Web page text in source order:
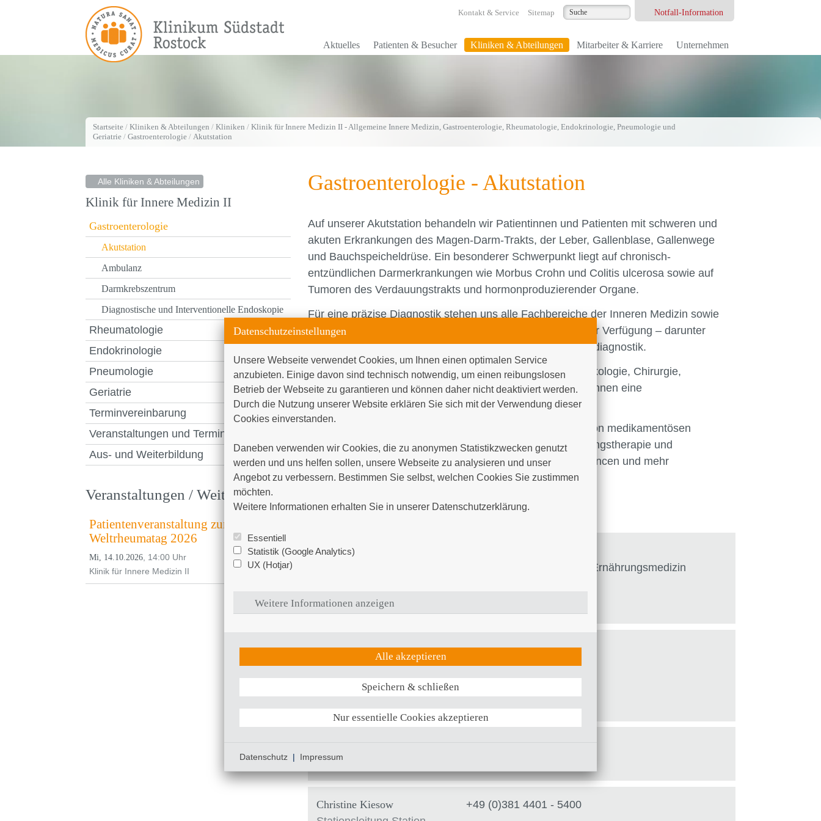
Kontakt & Service Sitemap Notfall-Information
Aktuelles Patienten & Besucher Kliniken & Abteilungen Mitarbeiter & Karriere Unternehmen
Startseite / Kliniken & Abteilungen / Kliniken / Klinik für Innere Medizin II - Allgemeine Innere Medizin, Gastroenterologie, Rheumatologie, Endokrinologie, Pneumologie und
Geriatrie / Gastroenterologie / Akutstation
Alle Kliniken & Abteilungen
Klinik für Innere Medizin II
Gastroenterologie
Akutstation
Ambulanz
Darmkrebszentrum
Diagnostische und Interventionelle Endoskopie
Rheumatologie
Endokrinologie
Pneumologie
Geriatrie
Terminvereinbarung
Veranstaltungen und Termine
Aus- und Weiterbildung
Veranstaltungen / Weiterbildung
Patientenveranstaltung zum
Weltrheumatag 2026
Mi, 14.10.2026 , 14:00 Uhr
Klinik für Innere Medizin II
Gastroenterologie - Akutstation
Auf unserer Akutstation behandeln wir Patientinnen und Patienten mit schweren und
akuten Erkrankungen des Magen-Darm-Trakts, der Leber, Gallenblase, Gallenwege
und Bauchspeicheldrüse. Ein besonderer Schwerpunkt liegt auf chronisch-
entzündlichen Darmerkrankungen wie Morbus Crohn und Colitis ulcerosa sowie auf
Tumoren des Verdauungstrakts und hormonproduzierender Organe.
Für eine präzise Diagnostik stehen uns alle Fachbereiche der Inneren Medizin sowie
modernste Verfahren eines Schwerpunktkrankenhauses zur Verfügung – darunter
Endoskopie, Ultraschall, MRT, CT, Angiographie und Labordiagnostik.
Dank der engen interdisziplinären Zusammenarbeit mit Onkologie, Chirurgie,
Radiologie und Endokrinologie bieten wir unseren Patient*innen eine
Rundumversorgung auf höchstem medizinischem Niveau.
Unser Ziel: eine individuelle, ganzheitliche Behandlung – von medikamentösen
Therapien über endoskopische Eingriffe bis hin zu Ernährungstherapie und
psychologischer Begleitung. Für bestmögliche Heilungschancen und mehr
Lebensqualität.
Ihre Ansprechpartner
Leitende Oberärztin Gastroenterologie, Ernährungsmedizin
Dr. med. Alexander Penne
Oberarzt Gastroenterologie
+49 (0)381 4401 - 5000
inn2@kliniksued-rostock.de
Stationsarzt
Christine Kiesow
+49 (0)381 4401 - 5400
Datenschutzeinstellungen
Unsere Webseite verwendet Cookies, um Ihnen einen optimalen Service
anzubieten. Einige davon sind technisch notwendig, um einen reibungslosen
Betrieb der Webseite zu garantieren und können daher nicht deaktiviert werden.
Durch die Nutzung unserer Website erklären Sie sich mit der Verwendung dieser
Cookies einverstanden.
Daneben verwenden wir Cookies, die zu anonymen Statistikzwecken genutzt
werden und uns helfen sollen, unsere Webseite zu analysieren und unser
Angebot zu verbessern. Bestimmen Sie selbst, welchen Cookies Sie zustimmen
möchten.
Weitere Informationen erhalten Sie in unserer Datenschutzerklärung.
Essentiell
Statistik (Google Analytics)
UX (Hotjar)
Weitere Informationen anzeigen
Alle akzeptieren
Speichern & schließen
Nur essentielle Cookies akzeptieren
Datenschutz | Impressum